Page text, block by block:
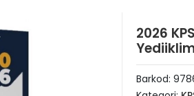
2026
Barkod: